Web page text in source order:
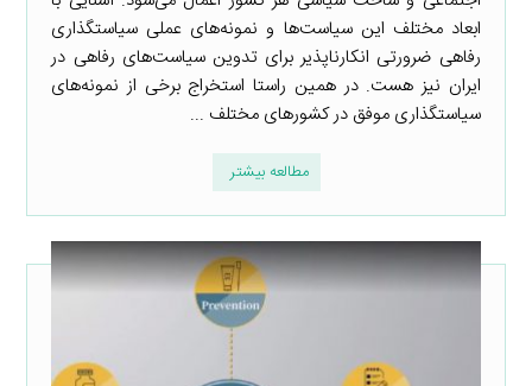
ابعاد مختلف این سیاست‌ها و نمونه‌های عملی سیاستگذاری
رفاهی ضرورتی انکارناپذیر برای تدوین سیاست‌های رفاهی در
ایران نیز هست. در همین راستا استخراج برخی از نمونه‌های
سیاستگذاری موفق در کشورهای مختلف ...
مطالعه بیشتر